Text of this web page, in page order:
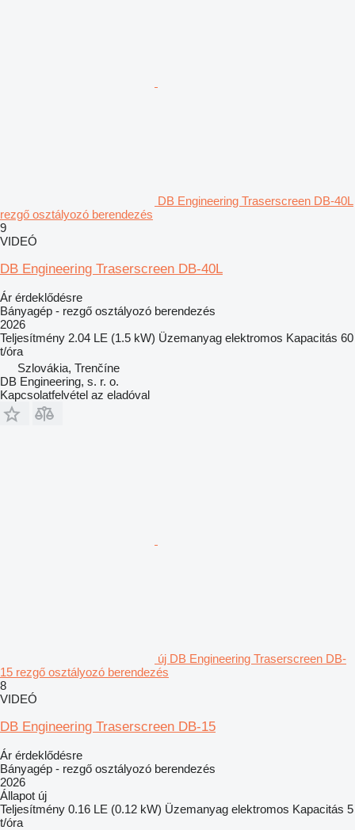
DB Engineering Traserscreen DB-40L
rezgő osztályozó berendezés
9
VIDEÓ
DB Engineering Traserscreen DB-40L
Ár érdeklődésre
Bányagép - rezgő osztályozó berendezés
2026
Teljesítmény 2.04 LE (1.5 kW) Üzemanyag elektromos Kapacitás 60
t/óra
Szlovákia, Trenčíne
DB Engineering, s. r. o.
Kapcsolatfelvétel az eladóval
új DB Engineering Traserscreen DB-
15 rezgő osztályozó berendezés
8
VIDEÓ
DB Engineering Traserscreen DB-15
Ár érdeklődésre
Bányagép - rezgő osztályozó berendezés
2026
Állapot új
Teljesítmény 0.16 LE (0.12 kW) Üzemanyag elektromos Kapacitás 5
t/óra